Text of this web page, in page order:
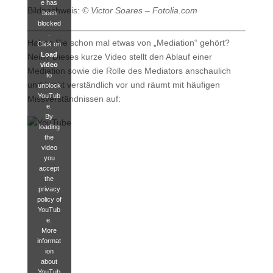
Bildnachweis: © Victor Soares – Fotolia.com
Haben Sie schon mal etwas von „Mediation“ gehört?
Nein? Dieses kurze Video stellt den Ablauf einer
Mediation sowie die Rolle des Mediators anschaulich
und leicht verständlich vor und räumt mit häufigen
Missverständnissen auf:
e has
been
blocked
.
Click on
Load
video
to
unblock
YouTub
e.
By
loading
the
video
you
accept
the
privacy
policy of
YouTub
e.
More
informat
ion
about
YouTub